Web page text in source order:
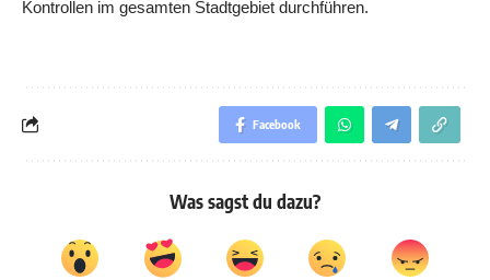
Kontrollen im gesamten Stadtgebiet durchführen.
Facebook
Was sagst du dazu?